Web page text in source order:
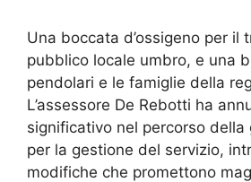
Una boccata d’ossigeno per il
pubblico locale umbro, e una
pendolari e le famiglie della
L’assessore De Rebotti ha
significativo nel percorso della
per la gestione del servizio,
modifiche che promettono